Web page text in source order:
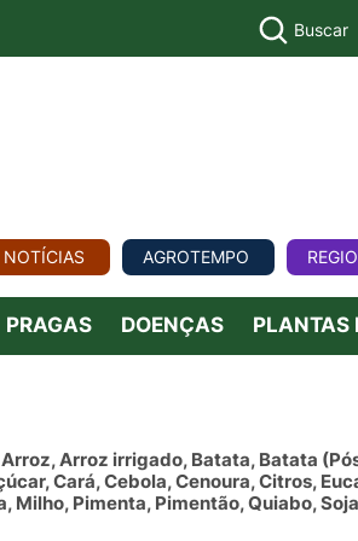
COMERCIAL AGROVIAGENS
Buscar
NOTÍCIAS AGROTEMPO
PRAGAS DOENÇAS PLANTAS
Arroz irrigado, Batata, Batata
Cará, Cebola, Cenoura, Citros,
Milho, Pimenta, Pimentão, Quiabo,